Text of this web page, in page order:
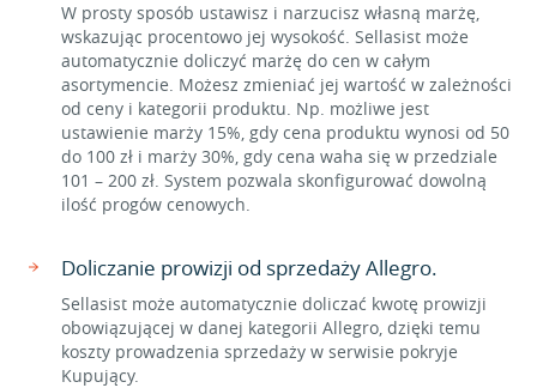
W prosty sposób ustawisz i narzucisz własną marżę,
wskazując procentowo jej wysokość. Sellasist może
automatycznie doliczyć marżę do cen w całym
asortymencie. Możesz zmieniać jej wartość w zależności
od ceny i kategorii produktu. Np. możliwe jest
ustawienie marży 15%, gdy cena produktu wynosi od 50
do 100 zł i marży 30%, gdy cena waha się w przedziale
101 – 200 zł. System pozwala skonfigurować dowolną
ilość progów cenowych.
Doliczanie prowizji od sprzedaży Allegro.
Sellasist może automatycznie doliczać kwotę prowizji
obowiązującej w danej kategorii Allegro, dzięki temu
koszty prowadzenia sprzedaży w serwisie pokryje
Kupujący.